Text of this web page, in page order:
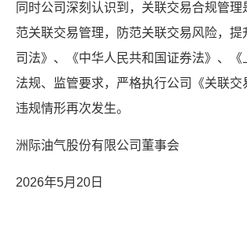
同时公司深刻认识到，关联交易合规管
范关联交易管理，防范关联交易风险，
司法》、《中华人民共和国证券法》、
法规、监管要求，严格执行公司《关联
违规情形再次发生。
洲际油气股份有限公司董事会
2026年5月20日